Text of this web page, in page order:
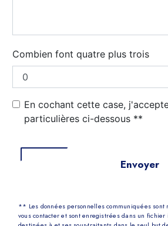
Combien font quatre plus trois
En cochant cette case,
particulières ci-dessous **
Envoyer
** Les données personnelles communiquées sont
vous contacter et sont enregistrées dans un